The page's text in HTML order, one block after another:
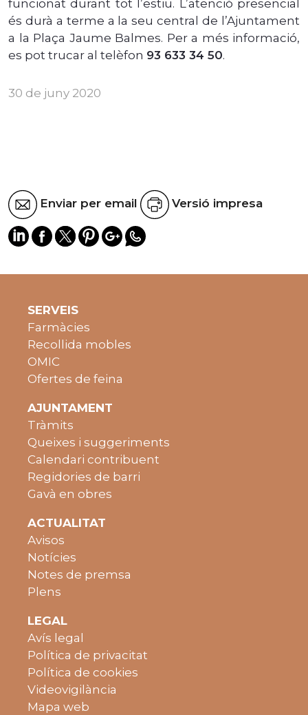
funcionat durant tot l’estiu. L’atenció presencial
és durà a terme a la seu central de l’Ajuntament
a la Plaça Jaume Balmes. Per a més informació,
es pot trucar al telèfon 93 633 34 50.
30 de juny 2020
Enviar per email Versió impresa
SERVEIS
Farmàcies
Recollida mobles
OMIC
Ofertes de feina
AJUNTAMENT
Tràmits
Queixes i suggeriments
Calendari contribuent
Regidories de barri
Gavà en obres
ACTUALITAT
Avisos
Notícies
Notes de premsa
Plens
LEGAL
Avís legal
Política de privacitat
Política de cookies
Videovigilància
Mapa web